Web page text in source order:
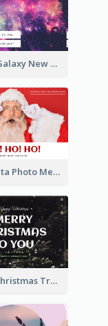
Purple Galaxy New Year Fireworks Postcard
Red Santa Photo Merry Christmas Post Card
Green Christmas Tree Photo Post Card